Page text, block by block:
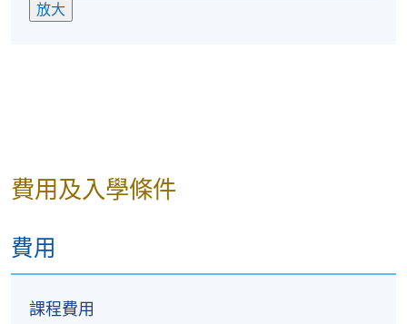
放大
費用及入學條件
費用
課程費用